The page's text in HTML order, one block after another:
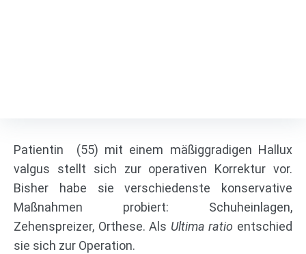
Patientin (55) mit einem mäßiggradigen Hallux
valgus stellt sich zur operativen Korrektur vor.
Bisher habe sie verschiedenste konservative
Maßnahmen probiert: Schuheinlagen,
Zehenspreizer, Orthese. Als Ultima ratio entschied
sie sich zur Operation.